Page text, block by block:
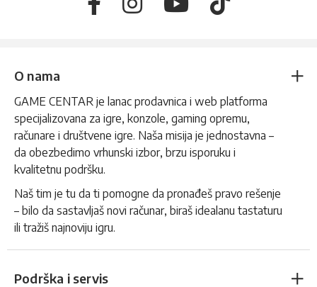
O nama
GAME CENTAR je lanac prodavnica i web platforma
specijalizovana za igre, konzole, gaming opremu,
računare i društvene igre. Naša misija je jednostavna –
da obezbedimo vrhunski izbor, brzu isporuku i
kvalitetnu podršku.
Naš tim je tu da ti pomogne da pronađeš pravo rešenje
– bilo da sastavljaš novi računar, biraš idealanu tastaturu
ili tražiš najnoviju igru.
Podrška i servis